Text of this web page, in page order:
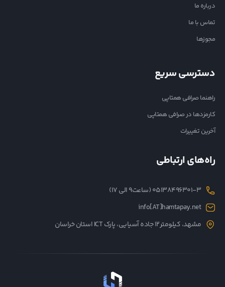
درباره ما
تماس با ما
مجوزها
دسترسی سریع
راهنما صرافی همتاپی
کارمزدها در صرافی همتاپی
آخرین تغییرات
راه‌های ارتباطی
05138496301-3 (ساعت۹ الی ۱۷)
info[AT]hamtapay.net
مشهد، کیلومتر12 جاده آسیایی، پارک ICT استان خراسان